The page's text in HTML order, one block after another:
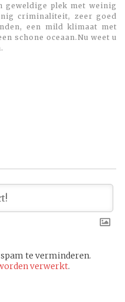
geweldige plek met weinig
criminaliteit, zeer goed
een mild klimaat met
schone oceaan.Nu weet u
te verminderen.
verwerkt.